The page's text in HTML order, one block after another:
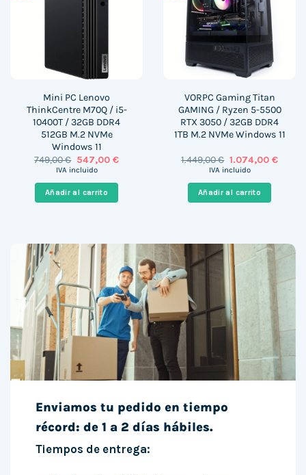
Mini PC Lenovo
ThinkCentre M70Q / i5-
10400T / 32GB DDR4
512GB M.2 NVMe
Windows 11
749,00€ El
precio
era:
749,00 €.
547,00 €El
es:
547,00 €.
IVA incluido
Añadir al carrito
VORPC Gaming Titan
GAMING / Ryzen 5-5500
RTX 3050 / 32GB DDR4
1TB M.2 NVMe Windows 11
1.449,00€ El
precio
era:
1.449,00 €.
1.074,00 €El
IVA incluido
Añadir al carrito
Enviamos tu pedido en tiempo
récord: de 1 a 2 días hábiles.
Tiempos de entrega: